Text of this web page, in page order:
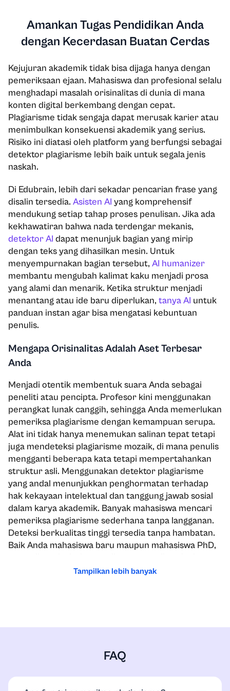
Amankan Tugas Pendidikan Anda
dengan Kecerdasan Buatan Cerdas
Kejujuran akademik tidak bisa dijaga hanya dengan
pemeriksaan ejaan. Mahasiswa dan profesional selalu
menghadapi masalah orisinalitas di dunia di mana
konten digital berkembang dengan cepat.
Plagiarisme tidak sengaja dapat merusak karier atau
menimbulkan konsekuensi akademik yang serius.
Risiko ini diatasi oleh platform yang berfungsi sebagai
detektor plagiarisme lebih baik untuk segala jenis
naskah.
Di Edubrain, lebih dari sekadar pencarian frase yang
disalin tersedia. Asisten AI yang komprehensif
mendukung setiap tahap proses penulisan. Jika ada
kekhawatiran bahwa nada terdengar mekanis,
detektor AI dapat menunjuk bagian yang mirip
dengan teks yang dihasilkan mesin. Untuk
menyempurnakan bagian tersebut, AI humanizer
membantu mengubah kalimat kaku menjadi prosa
yang alami dan menarik. Ketika struktur menjadi
menantang atau ide baru diperlukan, tanya AI untuk
panduan instan agar bisa mengatasi kebuntuan
penulis.
Mengapa Orisinalitas Adalah Aset Terbesar
Anda
Menjadi otentik membentuk suara Anda sebagai
peneliti atau pencipta. Profesor kini menggunakan
perangkat lunak canggih, sehingga Anda memerlukan
pemeriksa plagiarisme dengan kemampuan serupa.
Alat ini tidak hanya menemukan salinan tepat tetapi
juga mendeteksi plagiarisme mozaik, di mana penulis
mengganti beberapa kata tetapi mempertahankan
struktur asli. Menggunakan detektor plagiarisme
yang andal menunjukkan penghormatan terhadap
hak kekayaan intelektual dan tanggung jawab sosial
dalam karya akademik. Banyak mahasiswa mencari
pemeriksa plagiarisme sederhana tanpa langganan.
Deteksi berkualitas tinggi tersedia tanpa hambatan.
Baik Anda mahasiswa baru maupun mahasiswa PhD,
menghasilkan karya terbaik dan mengikuti
Tabel di bawah ini menggambarkan bagaimana
alternatif gratis standar yang tersedia online.
Alat Gratis
Tampilkan lebih banyak
FAQ